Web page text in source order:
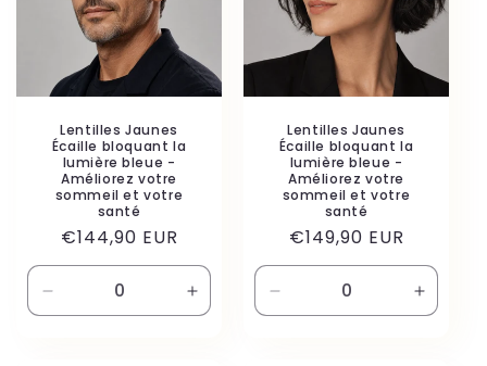
o
Lentilles Jaunes
Écaille bloquant la
lumière bleue -
Améliorez votre
sommeil et votre
santé
Prix
habituel
€144,90 EUR
la
Augmenter
la
Lentilles Jaunes
Écaille bloquant la
lumière bleue -
Améliorez votre
sommeil et votre
santé
Prix
habituel
€149,90 EUR
la
la